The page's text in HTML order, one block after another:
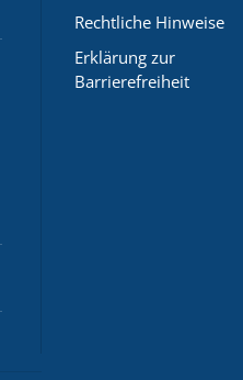
Rechtliche Hinweise
Erklärung zur
Barrierefreiheit